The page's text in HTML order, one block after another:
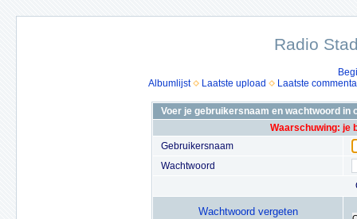
Radio
Albumlijst
Laatste upload Laatste
Voer je gebruikersnaam en wachtwoord in
Waarschuwing: je
Gebruikersnaam
Wachtwoord
Wachtwoord vergeten